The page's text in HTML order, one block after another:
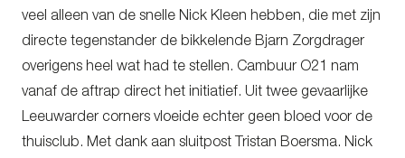
veel alleen van de snelle Nick Kleen hebben, die met zijn
directe tegenstander de bikkelende Bjarn Zorgdrager
overigens heel wat had te stellen. Cambuur O21 nam
vanaf de aftrap direct het initiatief. Uit twee gevaarlijke
Leeuwarder corners vloeide echter geen bloed voor de
thuisclub. Met dank aan sluitpost Tristan Boersma. Nick